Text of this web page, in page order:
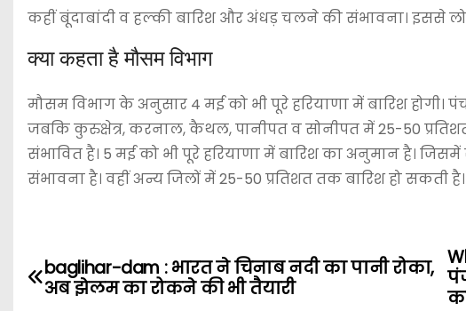
कहीं बूंदाबांदी व हल्की बारिश और अंधड़ चलने की संभावना। इससे
क्या कहता है मौसम विभाग
मौसम विभाग के अनुसार 4 मई को भी पूरे हरियाणा में बारिश
जबकि कुरुक्षेत्र, करनाल, कैथल, पानीपत व सोनीपत में 25-50
संभावित है। 5 मई को भी पूरे हरियाणा में बारिश का अनुमान है।
संभावना है। वहीं अन्य जिलों में 25-50 प्रतिशत तक बारिश हो सकती है।
Pbaglihar-dam : भारत ने चिनाब नदी का पानी रोका,
अब झेलम का रोकने की भी तैयारी